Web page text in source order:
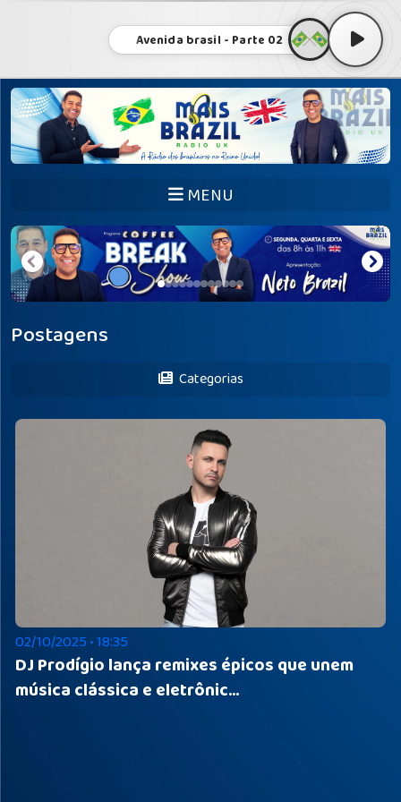
Avenida brasil - Parte 02
MENU
Postagens
Categorias
02/10/2025 • 18:35
DJ Prodígio lança remixes épicos que unem
música clássica e eletrônic...